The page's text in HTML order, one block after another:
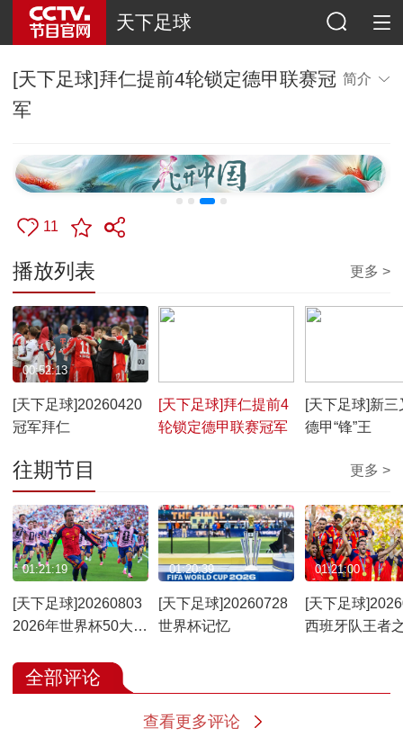
天下足球
[天下足球]拜仁提前4轮锁定德甲联赛冠
军
简介
11
播放列表 更多 >
[天下足球]20260420
冠军拜仁
00:52:13
[天下足球]拜仁提前4
轮锁定德甲联赛冠军
[天下足球]新三
德甲“锋”王
往期节目 更多 >
[天下足球]20260803
2026年世界杯50大名
01:21:19
[天下足球]20260728
世界杯记忆
01:20:39
[天下足球
西班牙队王者
01:21:00
全部评论
查看更多评论